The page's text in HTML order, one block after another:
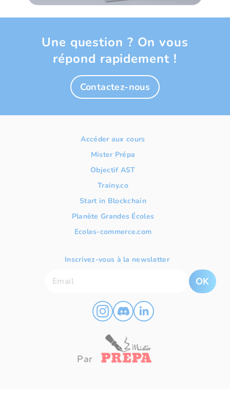
Une question ? On vous
répond rapidement !
Contactez-nous
Accéder aux cours
Mister Prépa
Objectif AST
Trainy.co
Start in Blockchain
Planète Grandes Écoles
Ecoles-commerce.com
Inscrivez-vous à la newsletter
OK
Par